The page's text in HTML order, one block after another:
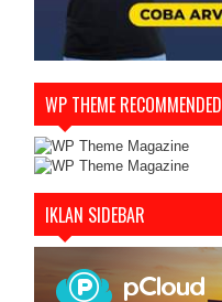
WP THEME RECOMMENDED
IKLAN SIDEBAR